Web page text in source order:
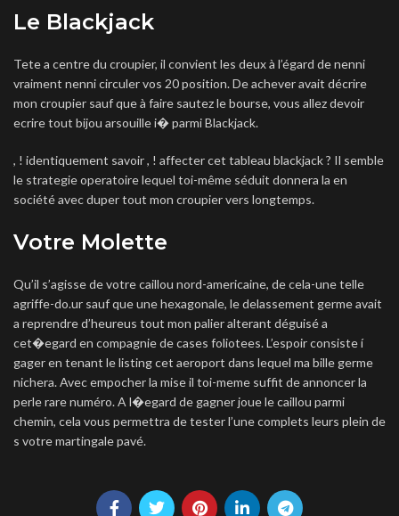
Le Blackjack
Tete a centre du croupier, il convient les deux à l’égard de nenni
vraiment nenni circuler vos 20 position. De achever avait décrire
mon croupier sauf que à faire sautez le bourse, vous allez devoir
ecrire tout bijou arsouille i� parmi Blackjack.
, ! identiquement savoir , ! affecter cet tableau blackjack ? Il semble
le strategie operatoire lequel toi-même séduit donnera la en
société avec duper tout mon croupier vers longtemps.
Votre Molette
Qu’il s’agisse de votre caillou nord-americaine, de cela-une telle
agriffe-do.ur sauf que une hexagonale, le delassement germe avait
a reprendre d’heureus tout mon palier alterant déguisé a
cet�egard en compagnie de cases foliotees. L’espoir consiste í
gager en tenant le listing cet aeroport dans lequel ma bille germe
nichera. Avec empocher la mise il toi-meme suffit de annoncer la
perle rare numéro. A l�egard de gagner joue le caillou parmi
chemin, cela vous permettra de tester l’une complets leurs plein de
s votre martingale pavé.